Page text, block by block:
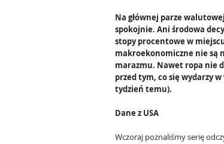
Na głównej parze
spokojnie. Ani środowa
stopy procentowe w
makroekonomiczne nie są
marazmu. Nawet ropa nie
przed tym, co się wydarzy
tydzień temu).
Dane z USA
Wczoraj poznaliśmy serię